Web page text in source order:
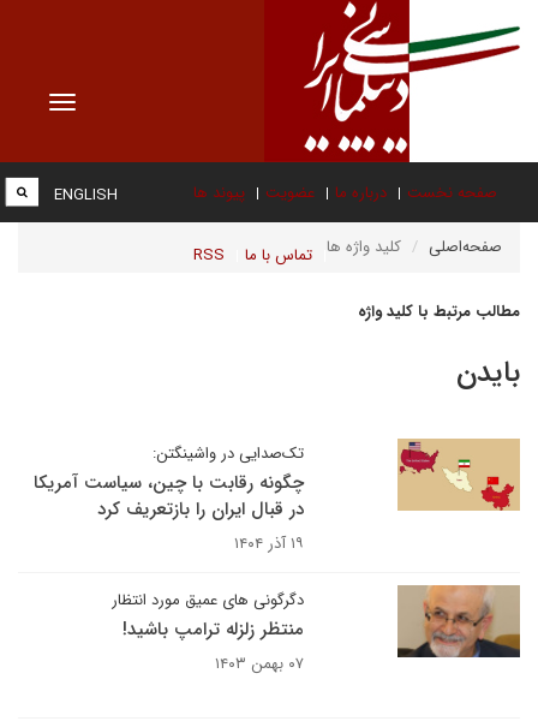
Toggle
صفحه نخست درباره ما عضویت پیوند ها
تماس با ما RSS
ENGLISH
صفحه‌اصلی کلید واژه ها
مطالب مرتبط با کلید واژه
بایدن
تک‌صدایی در واشینگتن:
چگونه رقابت با چین، سیاست آمریکا
در قبال ایران را بازتعریف کرد
۱۹ آذر ۱۴۰۴
دگرگونی های عمیق مورد انتظار
منتظر زلزله ترامپ باشید!
۰۷ بهمن ۱۴۰۳